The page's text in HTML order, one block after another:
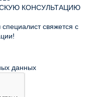
КОНСУЛЬТАЦИЮ
свяжется с
данных